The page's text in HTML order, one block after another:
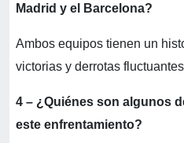
Madrid y el Barcelona?
Ambos equipos tienen un
victorias y derrotas
4 – ¿Quiénes son algunos
este enfrentamiento?